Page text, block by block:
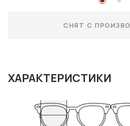
СНЯТ С
ХАРАКТЕРИСТИКИ